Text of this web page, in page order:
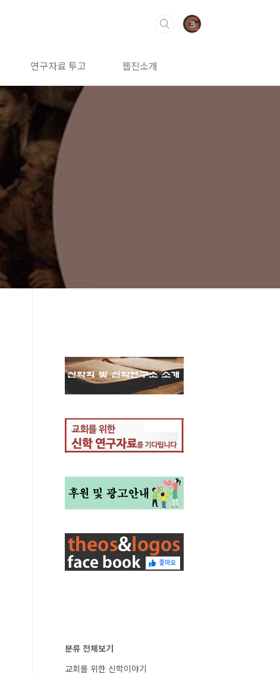
연구자료 투고 웹진소개
분류 전체보기
교회를 위한 신학이야기